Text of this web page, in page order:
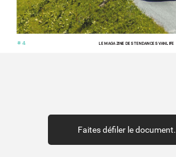
LE MAGAZINE DES TENDANCES VANLIFE
# 4
Faites défiler le document.